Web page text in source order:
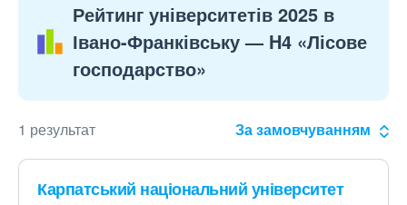
Рейтинг університетів 2025 в
Івано-Франківську — H4 «Лісове
господарство»
1 результат За замовчуванням
Карпатський національний університет